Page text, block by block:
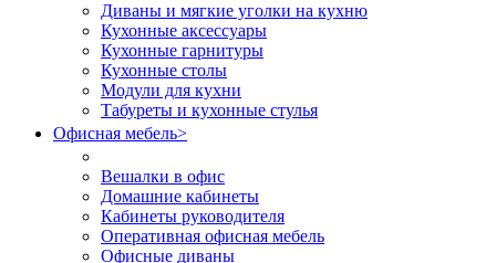
Диваны и мягкие уголки на кухню
Кухонные аксессуары
Кухонные гарнитуры
Кухонные столы
Модули для кухни
Табуреты и кухонные стулья
Офисная мебель>
Вешалки в офис
Домашние кабинеты
Кабинеты руководителя
Оперативная офисная мебель
Офисные диваны